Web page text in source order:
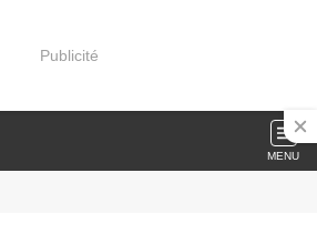
Publicité
MENU